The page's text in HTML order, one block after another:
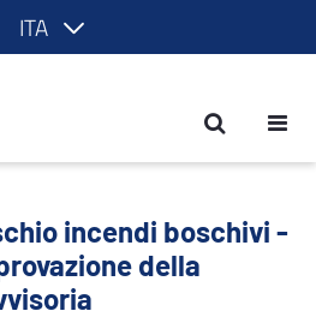
ITA
incendi boschivi
incendi boschivi -
della